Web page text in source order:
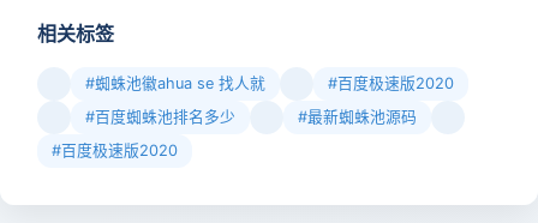
相关标签
#蜘蛛池徽ahua se 找人就
#百度极速版2020
#百度蜘蛛池排名多少
#最新蜘蛛池源码
#百度极速版2020